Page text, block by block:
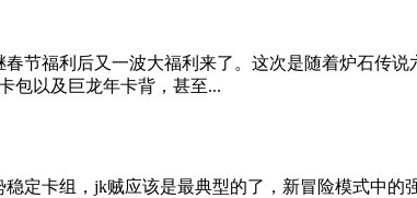
节福利后又一波大福利来了。这次是随着炉石传
包以及巨龙年卡背，甚至...
定卡组，jk贼应该是最典型的了，新冒险模式中